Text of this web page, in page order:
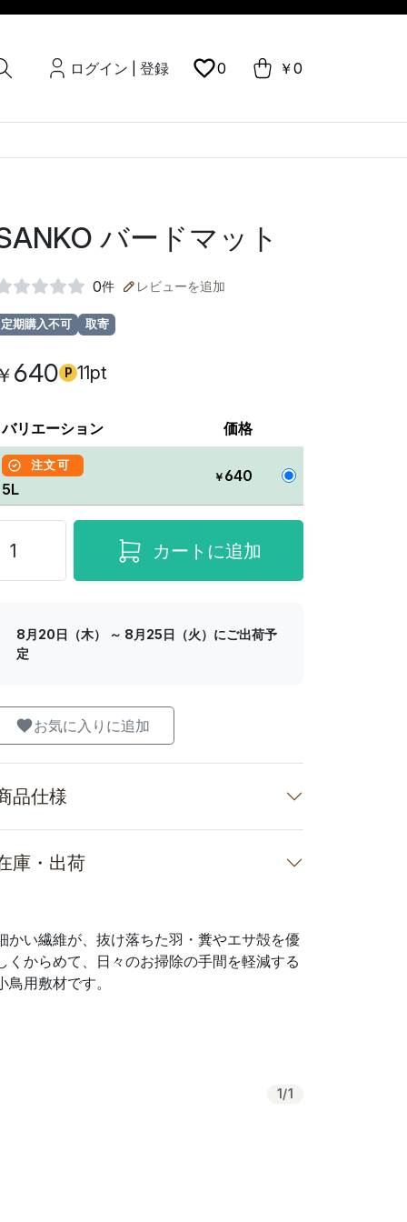
ログイン 登録 0 ￥0
バードマット
0件 レビューを追加
定期購入不可 取寄
￥ 640 P 11pt
バリエーション 価格
注文可
5L
￥ 640
カートに追加
8月20日（木） ～ 8月25日（火）にご出荷予
定
お気に入りに追加
品仕様
庫・出荷
かい繊維が、抜け落ちた羽・糞やエサ殻を優
くからめて、日々のお掃除の手間を軽減する
鳥用敷材です。
1/1